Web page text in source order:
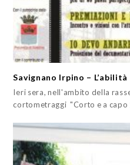
Savignano Irpino –
Ieri sera, nell'ambito della
cortometraggi "Corto e a capo